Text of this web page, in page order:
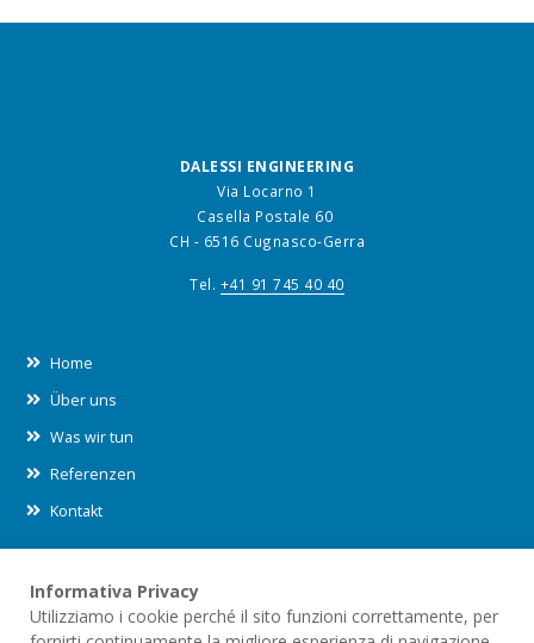
DALESSI ENGINEERING
Via Locarno 1
Casella Postale 60
CH - 6516 Cugnasco-Gerra
Tel. +41 91 745 40 40
Home
Über uns
Was wir tun
Referenzen
Kontakt
Leggi le nostre informative sul
sull'utilizzo deicookiesall'interno di questo sito.
Informativa Privacy
Utilizziamo i cookie perché il sito funzioni correttamente, per